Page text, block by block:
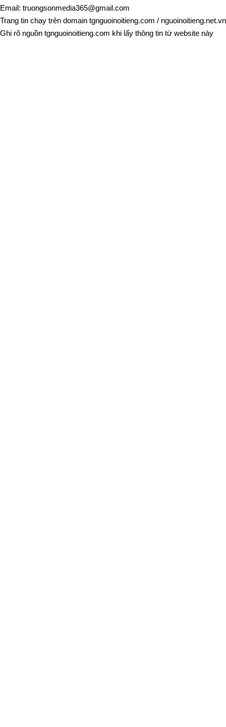
Email: truongsonmedia365@gmail.com
Trang tin chạy trên domain tgnguoinoitieng.com / nguoinoitieng.net.vn
Ghi rõ nguồn tgnguoinoitieng.com khi lấy thông tin từ website này